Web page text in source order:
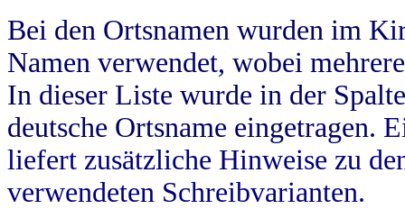
Bei den Ortsnamen wurden im
Namen verwendet, wobei
In dieser Liste wurde in der
deutsche Ortsname eingetragen.
liefert zusätzliche Hinweise zu
verwendeten Schreibvarianten.